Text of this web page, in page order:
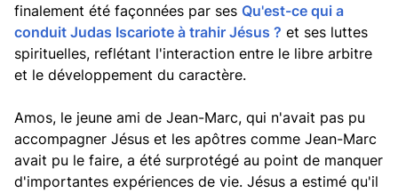
finalement été façonnées par ses Qu'est-ce qui a
conduit Judas Iscariote à trahir Jésus ? et ses luttes
spirituelles, reflétant l'interaction entre le libre arbitre
et le développement du caractère.
Amos, le jeune ami de Jean-Marc, qui n'avait pas pu
accompagner Jésus et les apôtres comme Jean-Marc
avait pu le faire, a été surprotégé au point de manquer
d'importantes expériences de vie. Jésus a estimé qu'il